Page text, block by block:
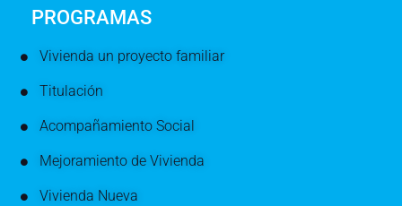
PROGRAMAS
Vivienda un proyecto familiar
Titulación
Acompañamiento Social
Mejoramiento de Vivienda
Vivienda Nueva